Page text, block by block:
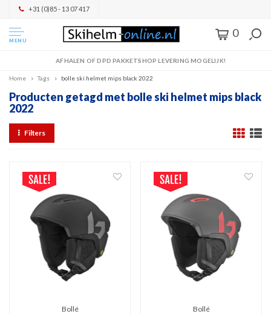
+31 (0)85 - 13 07 417
MENU
0
AFHALEN OF DPD PAKKETSHOP LEVERING MOGELIJK!
Home Tags bolle ski helmet mips black 2022
Producten getagd met bolle ski helmet mips black
2022
Filters
Bollé
Bollé